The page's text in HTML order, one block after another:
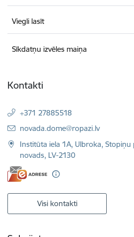
Viegli lasīt
Sīkdatņu izvēles maiņa
Kontakti
+371 27885518
E-pasts:
novada.dome@ropazi.lv
Institūta iela 1A, Ulbroka, Stopiņu
novads, LV-2130
Visi kontakti